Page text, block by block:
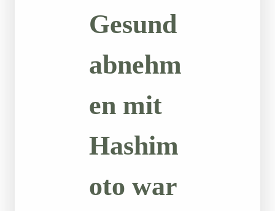
Gesund
abnehm
en mit
Hashim
oto war